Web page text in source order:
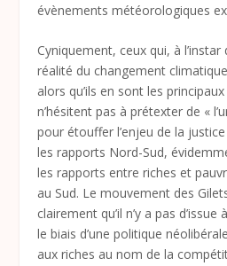
évènements météorologiques
Cyniquement, ceux qui, à
réalité du changement
alors qu’ils en sont les
n’hésitent pas à prétexter de «
pour étouffer l’enjeu de la
les rapports Nord-Sud,
les rapports entre riches et
au Sud. Le mouvement des
clairement qu’il n’y a pas
le biais d’une politique
aux riches au nom de la